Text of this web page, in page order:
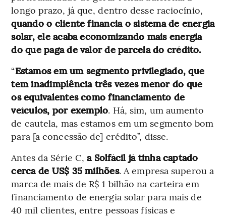
longo prazo, já que, dentro desse raciocínio,
quando o cliente financia o sistema de energia
solar, ele acaba economizando mais energia
do que paga de valor de parcela do crédito.
“Estamos em um segmento privilegiado, que
tem inadimplência três vezes menor do que
os equivalentes como financiamento de
veículos, por exemplo. Há, sim, um aumento
de cautela, mas estamos em um segmento bom
para [a concessão de] crédito”, disse.
Antes da Série C,a Solfácil já tinha captado
cerca de US$ 35 milhões. A empresa superou a
marca de mais de R$ 1 bilhão na carteira em
financiamento de energia solar para mais de
40 mil clientes, entre pessoas físicas e